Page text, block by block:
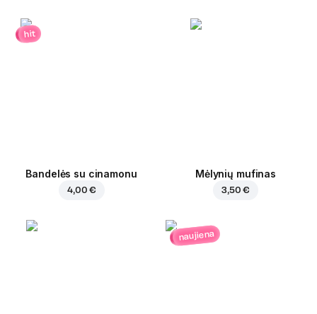
hit
Bandelės su cinamonu
4,00 €
Mėlynių mufinas
3,50 €
naujiena